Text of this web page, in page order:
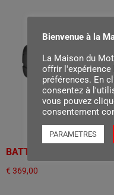
BATTERIE AP 300 S
€ 369,00
Bienvenue à la
La Maison du
offrir l'expérience
préférences. En
consentez à
vous pouvez
consentement
PARAMETRES